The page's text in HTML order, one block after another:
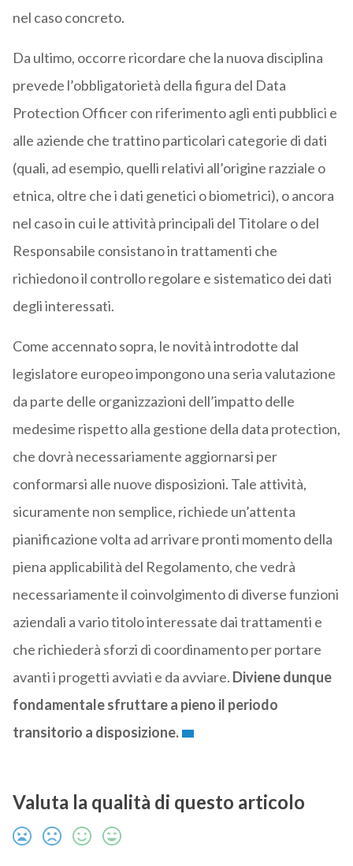
nel caso concreto.
Da ultimo, occorre ricordare che la nuova disciplina
prevede l’obbligatorietà della figura del Data
Protection Officer con riferimento agli enti pubblici e
alle aziende che trattino particolari categorie di dati
(quali, ad esempio, quelli relativi all’origine razziale o
etnica, oltre che i dati genetici o biometrici), o ancora
nel caso in cui le attività principali del Titolare o del
Responsabile consistano in trattamenti che
richiedono il controllo regolare e sistematico dei dati
degli interessati.
Come accennato sopra, le novità introdotte dal
legislatore europeo impongono una seria valutazione
da parte delle organizzazioni dell’impatto delle
medesime rispetto alla gestione della data protection,
che dovrà necessariamente aggiornarsi per
conformarsi alle nuove disposizioni. Tale attività,
sicuramente non semplice, richiede un’attenta
pianificazione volta ad arrivare pronti momento della
piena applicabilità del Regolamento, che vedrà
necessariamente il coinvolgimento di diverse funzioni
aziendali a vario titolo interessate dai trattamenti e
che richiederà sforzi di coordinamento per portare
avanti i progetti avviati e da avviare. Diviene dunque
fondamentale sfruttare a pieno il periodo
transitorio a disposizione.
Valuta la qualità di questo articolo